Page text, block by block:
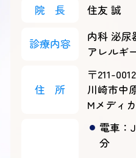
院 長 住友 誠
診療内容
内科 泌尿
アレルギ
住 所
〒211-0012
川崎市中
Mメディ
電車：
分